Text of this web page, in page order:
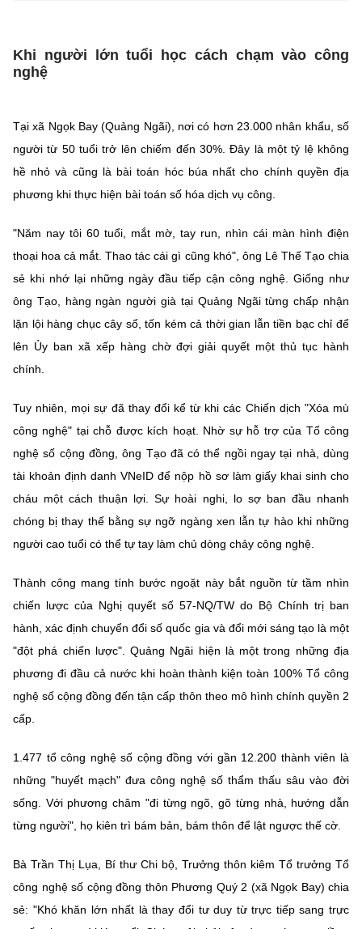
BỘ KHOA HỌC VÀ CÔNG NGHỆ
Điều khoản sử dụng Theo dõi MST: Góp ý
Chịu trách nhiệm nội dung: Nguyễn Thị Hải Hằng
Giám đốc Trung tâm Truyền thông Khoa học và Công nghệ.
Liên hệ
Địa chỉ: Ban Biên tập Cổng TTĐT - 18 Nguyễn Du, TP. Hà Nội
Email: stc@mst.gov.vn
©2026 Bản quyền thuộc Bộ Khoa Học và Công Nghệ
(Ghi rõ nguồn "https://mst.gov.vn" khi phát hành lại thông tin từ
Khi người lớn tuổi học cách chạm vào công
nghệ
Tại xã Ngọk Bay (Quảng Ngãi), nơi có hơn 23.000 nhân khẩu, số
người từ 50 tuổi trở lên chiếm đến 30%. Đây là một tỷ lệ không
hề nhỏ và cũng là bài toán hóc búa nhất cho chính quyền địa
phương khi thực hiện bài toán số hóa dịch vụ công.
"Năm nay tôi 60 tuổi, mắt mờ, tay run, nhìn cái màn hình điện
thoại hoa cả mắt. Thao tác cái gì cũng khó", ông Lê Thế Tạo chia
sẻ khi nhớ lại những ngày đầu tiếp cận công nghệ. Giống như
ông Tạo, hàng ngàn người già tại Quảng Ngãi từng chấp nhận
lặn lội hàng chục cây số, tốn kém cả thời gian lẫn tiền bạc chỉ để
lên Ủy ban xã xếp hàng chờ đợi giải quyết một thủ tục hành
chính.
Tuy nhiên, mọi sự đã thay đổi kể từ khi các Chiến dịch "Xóa mù
công nghệ" tại chỗ được kích hoạt. Nhờ sự hỗ trợ của Tổ công
nghệ số cộng đồng, ông Tạo đã có thể ngồi ngay tại nhà, dùng
tài khoản định danh VNeID để nộp hồ sơ làm giấy khai sinh cho
cháu một cách thuận lợi. Sự hoài nghi, lo sợ ban đầu nhanh
chóng bị thay thế bằng sự ngỡ ngàng xen lẫn tự hào khi những
người cao tuổi có thể tự tay làm chủ dòng chảy công nghệ.
Thành công mang tính bước ngoặt này bắt nguồn từ tầm nhìn
chiến lược của Nghị quyết số 57-NQ/TW do Bộ Chính trị ban
hành, xác định chuyển đổi số quốc gia và đổi mới sáng tạo là một
"đột phá chiến lược". Quảng Ngãi hiện là một trong những địa
phương đi đầu cả nước khi hoàn thành kiện toàn 100% Tổ công
nghệ số cộng đồng đến tận cấp thôn theo mô hình chính quyền 2
cấp.
1.477 tổ công nghệ số cộng đồng với gần 12.200 thành viên là
những "huyết mạch" đưa công nghệ số thẩm thấu sâu vào đời
sống. Với phương châm "đi từng ngõ, gõ từng nhà, hướng dẫn
từng người", họ kiên trì bám bản, bám thôn để lật ngược thế cờ.
Bà Trần Thị Lụa, Bí thư Chi bộ, Trưởng thôn kiêm Tổ trưởng Tổ
công nghệ số cộng đồng thôn Phương Quý 2 (xã Ngọk Bay) chia
sẻ: "Khó khăn lớn nhất là thay đổi tư duy từ trực tiếp sang trực